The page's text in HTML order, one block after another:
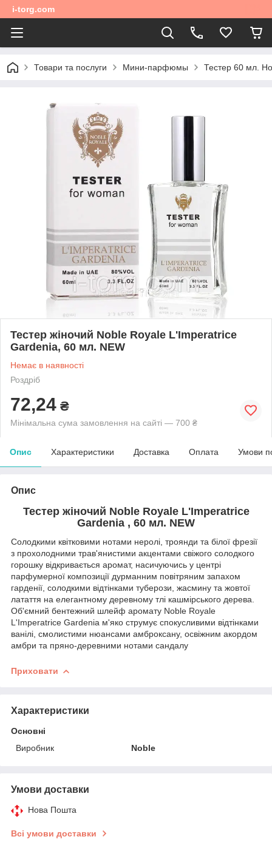
i-torg.com
Товари та послуги Мини-парфюмы Тестер 60 мл.
Тестер жіночий Noble Royale L'Imperatrice
Gardenia, 60 мл. NEW
Немає в наявності
Роздріб
72,24 ₴
Мінімальна сума замовлення на сайті — 700 ₴
Опис Характеристики Доставка Оплата Умови
Опис
Тестер жіночий Noble Royale L'Imperatrice
Gardenia , 60 мл. NEW
Солодкими квітковими нотами неролі, троянди та білої фрезії
з прохолодними трав'янистими акцентами свіжого солодкого
горошку відкривається аромат, насичуючись у центрі
парфумерної композиції дурманним повітряним запахом
гарденії, солодкими відтінками туберози, жасмину та жовтої
латаття на елегантному деревному тлі кашмірського дерева.
Об'ємний бентежний шлейф аромату Noble Royale
L'Imperatrice Gardenia м'яко струмує спокусливими відтінками
ванілі, смолистими нюансами амброксану, освіжним акордом
амбри та пряно-деревними нотами сандалу
Приховати
Характеристики
Основні
Виробник
Noble
Умови доставки
Нова Пошта
Всі умови доставки